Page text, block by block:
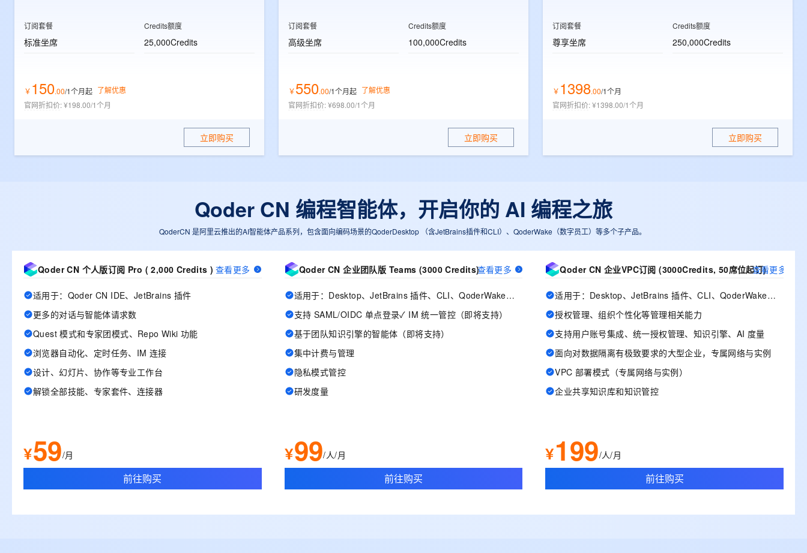
订阅套餐
标准坐席
Credits额度
25,000Credits
￥ 150.00/1个月起 了解优惠
官网折扣价:¥198.00/1个月
立即购买
订阅套餐
高级坐席
Credits额度
100,000Credits
￥550.00/1个月起 了解优惠
官网折扣价:¥698.00/1个月
立即购买
订阅套餐
尊享坐席
Credits额度
250,000Credits
￥ 1398.00/1个月
官网折扣价:¥1398.00/1个月
立即购买
Qoder CN 编程智能体，开启你的 AI 编程之旅
QoderCN 是阿里云推出的AI智能体产品系列，包含面向编码场景的QoderDesktop （含JetBrains插件和CLI）、QoderWake（数字员工）等多个子产品。
Qoder CN 个人版订阅 Pro ( 2,000 Credits ) 查看更多
适用于：Qoder CN IDE、JetBrains 插件
更多的对话与智能体请求数
Quest 模式和专家团模式、Repo Wiki 功能
浏览器自动化、定时任务、IM 连接
设计、幻灯片、协作等专业工作台
解锁全部技能、专家套件、连接器
¥59/月
前往购买
Qoder CN 企业团队版 Teams (3000 Credits)查看更多
适用于：Desktop、JetBrains 插件、CLI、QoderWake、Mobile
支持 SAML/OIDC 单点登录✓ IM 统一管控（即将支持）
基于团队知识引擎的智能体（即将支持）
集中计费与管理
隐私模式管控
研发度量
¥99/人/月
前往购买
Qoder CN 企业VPC订阅 (3000Credits, 50席位起订)查看更多
适用于：Desktop、JetBrains 插件、CLI、QoderWake、Mobile
授权管理、组织个性化等管理相关能力
支持用户账号集成、统一授权管理、知识引擎、AI 度量
面向对数据隔离有极致要求的大型企业，专属网络与实例
VPC 部署模式（专属网络与实例）
企业共享知识库和知识管控
¥199/人/月
前往购买
大模型服务平台百炼-智能体
快速部署 Dify，高效搭建 AI 应用
依托云原生高可用架构,实现Dify私有化部署
10分钟微调：让0.6B模型媲美235B模
型
多种方案随心选，轻松解锁专属 DeepSeek
多模态数据信息提取
从文本、图片、视频中提取结构化的属性信息
与 AI 智能体进行实时音视频通话
构建支持视频理解的 AI 音视频实时通话应用
企业服务与云通信
终端用户计算
AI 开发和 AI 应用解决方案